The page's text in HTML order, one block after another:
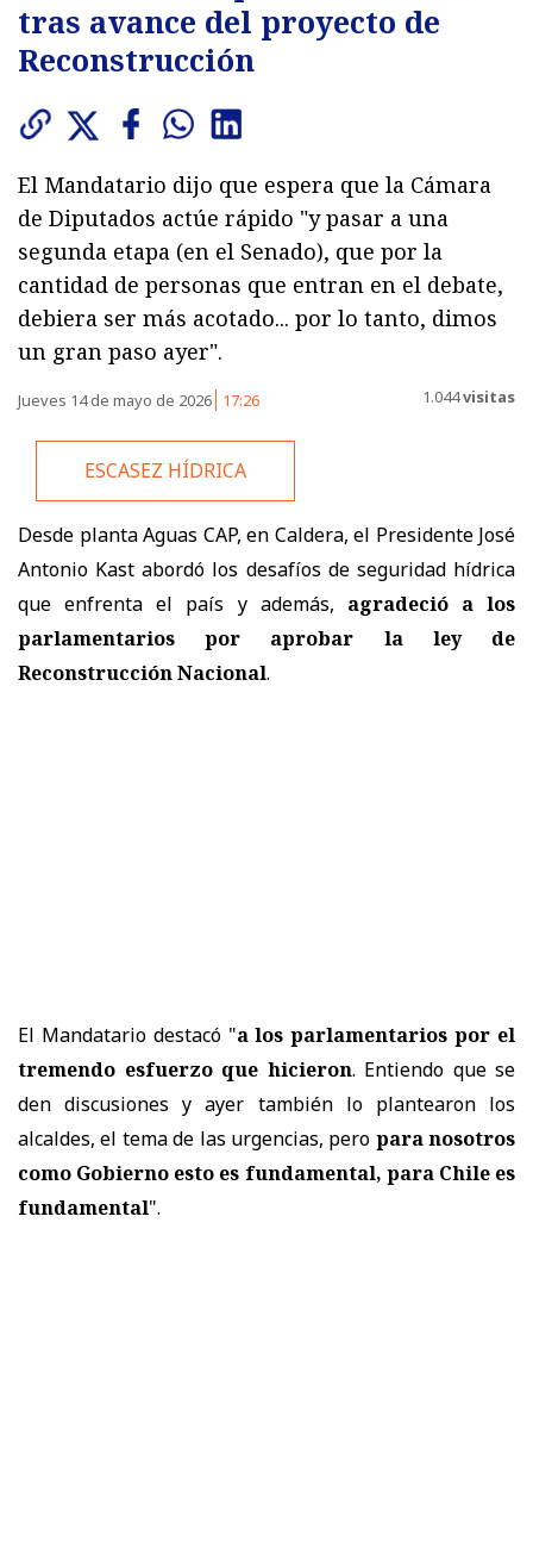
tras avance del proyecto de
Reconstrucción
El Mandatario dijo que espera que la Cámara
de Diputados actúe rápido "y pasar a una
segunda etapa (en el Senado), que por la
cantidad de personas que entran en el debate,
debiera ser más acotado... por lo tanto, dimos
un gran paso ayer".
Jueves 14 de mayo de 2026 17:26 1.044visitas
ESCASEZ HÍDRICA
Desde planta Aguas CAP, en Caldera, el Presidente José
Antonio Kast abordó los desafíos de seguridad hídrica
que enfrenta el país y además, agradeció a los
parlamentarios por aprobar la ley de
Reconstrucción Nacional.
El Mandatario destacó "a los parlamentarios por el
tremendo esfuerzo que hicieron. Entiendo que se
den discusiones y ayer también lo plantearon los
alcaldes, el tema de las urgencias, pero para nosotros
como Gobierno esto es fundamental, para Chile es
fundamental".